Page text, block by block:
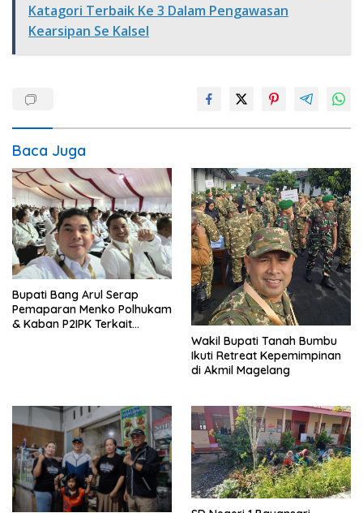
Katagori Terbaik Ke 3 Dalam Pengawasan
Kearsipan Se Kalsel
Baca Juga
Bupati Bang Arul Serap
Pemaparan Menko Polhukam
& Kaban P2IPK Terkait
Wakil Bupati Tanah Bumbu
Ikuti Retreat Kepemimpinan
di Akmil Magelang